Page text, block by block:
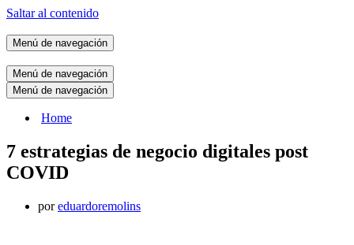
Saltar al contenido
Menú de navegación
Menú de navegación
Menú de navegación
Home
7 estrategias de negocio digitales post
COVID
poreduardoremolins